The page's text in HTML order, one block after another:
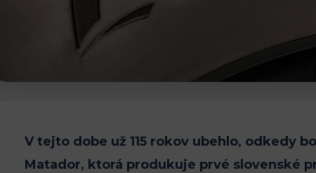
V tejto dobe už 115 rokov ubehlo, odkedy
Matador, ktorá produkuje prvé slovenské